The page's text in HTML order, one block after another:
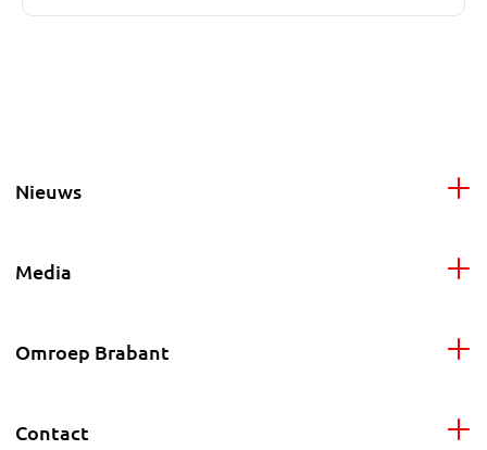
Nieuws
Media
Omroep Brabant
Contact